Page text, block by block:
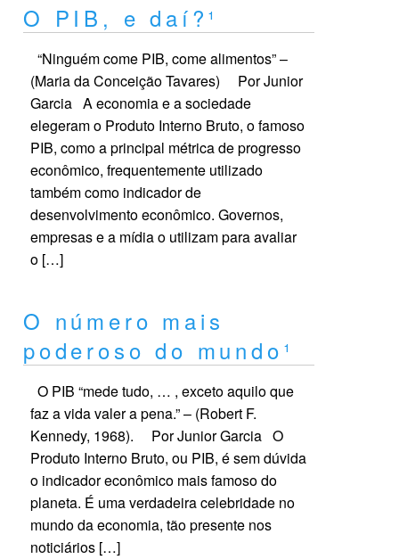
O PIB, e daí?¹
“Ninguém come PIB, come alimentos” –
(Maria da Conceição Tavares) Por Junior
Garcia A economia e a sociedade
elegeram o Produto Interno Bruto, o famoso
PIB, como a principal métrica de progresso
econômico, frequentemente utilizado
também como indicador de
desenvolvimento econômico. Governos,
empresas e a mídia o utilizam para avaliar
o […]
O número mais
poderoso do mundo¹
O PIB “mede tudo, … , exceto aquilo que
faz a vida valer a pena.” – (Robert F.
Kennedy, 1968). Por Junior Garcia O
Produto Interno Bruto, ou PIB, é sem dúvida
o indicador econômico mais famoso do
planeta. É uma verdadeira celebridade no
mundo da economia, tão presente nos
noticiários […]